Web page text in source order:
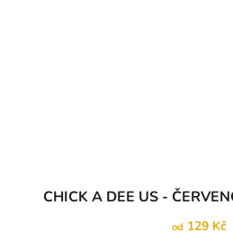
CHICK A DEE US -
od 129 Kč